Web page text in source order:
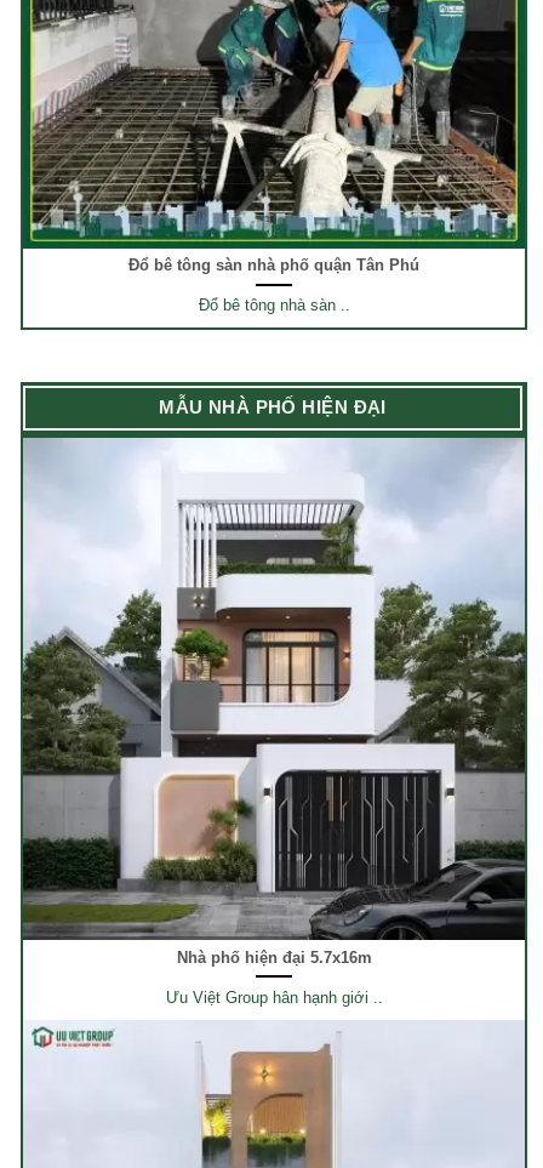
Đổ bê tông sàn nhà phố quận Tân Phú
Đổ bê tông nhà sàn ..
MẪU NHÀ PHỐ HIỆN ĐẠI
Nhà phố hiện đại 5.7x16m
Ưu Việt Group hân hạnh giới ..